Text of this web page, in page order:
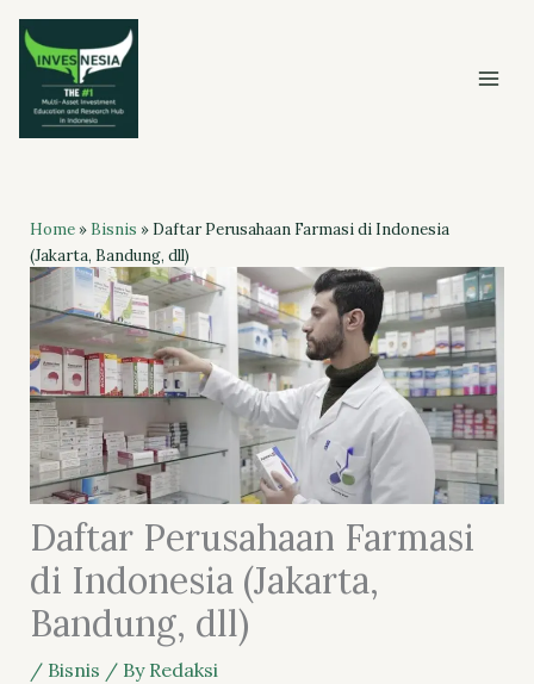
Skip
content
Home» Bisnis » Daftar Perusahaan Farmasi di Indonesia
(Jakarta, Bandung, dll)
Daftar Perusahaan Farmasi
di Indonesia (Jakarta,
Bandung, dll)
/ Bisnis / By Redaksi